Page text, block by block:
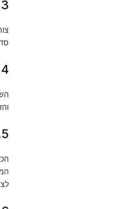
3.
4.
5.